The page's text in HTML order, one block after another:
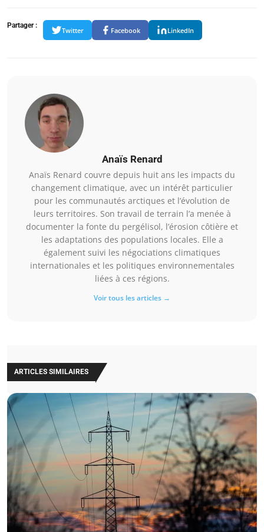
Partager :
Twitter Facebook LinkedIn
Anaïs Renard
Anaïs Renard couvre depuis huit ans les impacts du
changement climatique, avec un intérêt particulier
pour les communautés arctiques et l’évolution de
leurs territoires. Son travail de terrain l’a menée à
documenter la fonte du pergélisol, l’érosion côtière et
les adaptations des populations locales. Elle a
également suivi les négociations climatiques
internationales et les politiques environnementales
liées à ces régions.
Voir tous les articles →
ARTICLES SIMILAIRES